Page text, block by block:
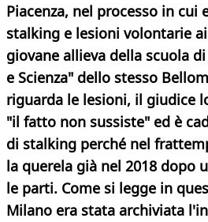
Piacenza, nel processo in cui
stalking e lesioni volontarie
giovane allieva della scuola
e Scienza" dello stesso
riguarda le lesioni, il giudice
"il fatto non sussiste" ed è
di stalking perché nel
la querela già nel 2018 dopo
le parti. Come si legge in
Milano era stata archiviata